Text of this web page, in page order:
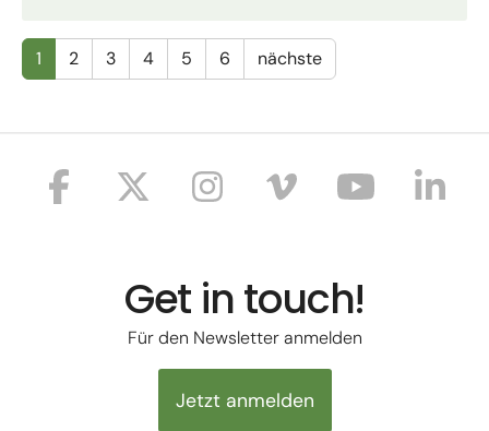
1 2 3 4 5 6 nächste
Get in touch!
Für den Newsletter anmelden
Jetzt anmelden